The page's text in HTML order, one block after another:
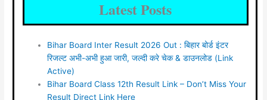
Latest Posts
Bihar Board Inter Result 2026 Out : बिहार बोर्ड इंटर
रिजल्ट अभी-अभी हुआ जारी, जल्दी करे चेक & डाउनलोड (Link
Active)
Bihar Board Class 12th Result Link – Don’t Miss Your
Result Direct Link Here